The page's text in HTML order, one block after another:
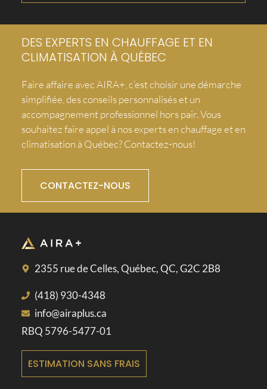
DES EXPERTS EN CHAUFFAGE ET EN
CLIMATISATION À QUÉBEC
Faire affaire avec AIRA+, c’est choisir une démarche
simplifiée, des conseils personnalisés et un
accompagnement professionnel hors pair. Vous
souhaitez faire appel à nos experts en chauffage et en
climatisation à Québec? Contactez-nous!
CONTACTEZ-NOUS
2355 rue de Celles, Québec, QC, G2C 2B8
(418) 930-4348
info@airaplus.ca
RBQ 5796-5477-01
ESTIMATION SANS FRAIS